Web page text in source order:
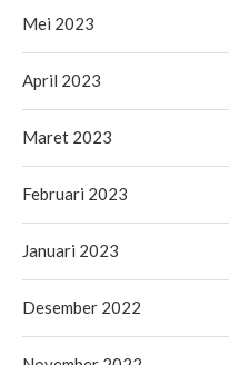
Mei 2023
April 2023
Maret 2023
Februari 2023
Januari 2023
Desember 2022